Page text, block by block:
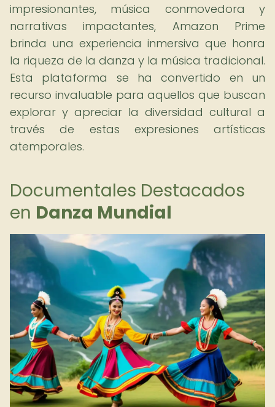
impresionantes, música conmovedora y
narrativas impactantes, Amazon Prime
brinda una experiencia inmersiva que honra
la riqueza de la danza y la música tradicional.
Esta plataforma se ha convertido en un
recurso invaluable para aquellos que buscan
explorar y apreciar la diversidad cultural a
través de estas expresiones artísticas
atemporales.
Documentales Destacados
en Danza Mundial